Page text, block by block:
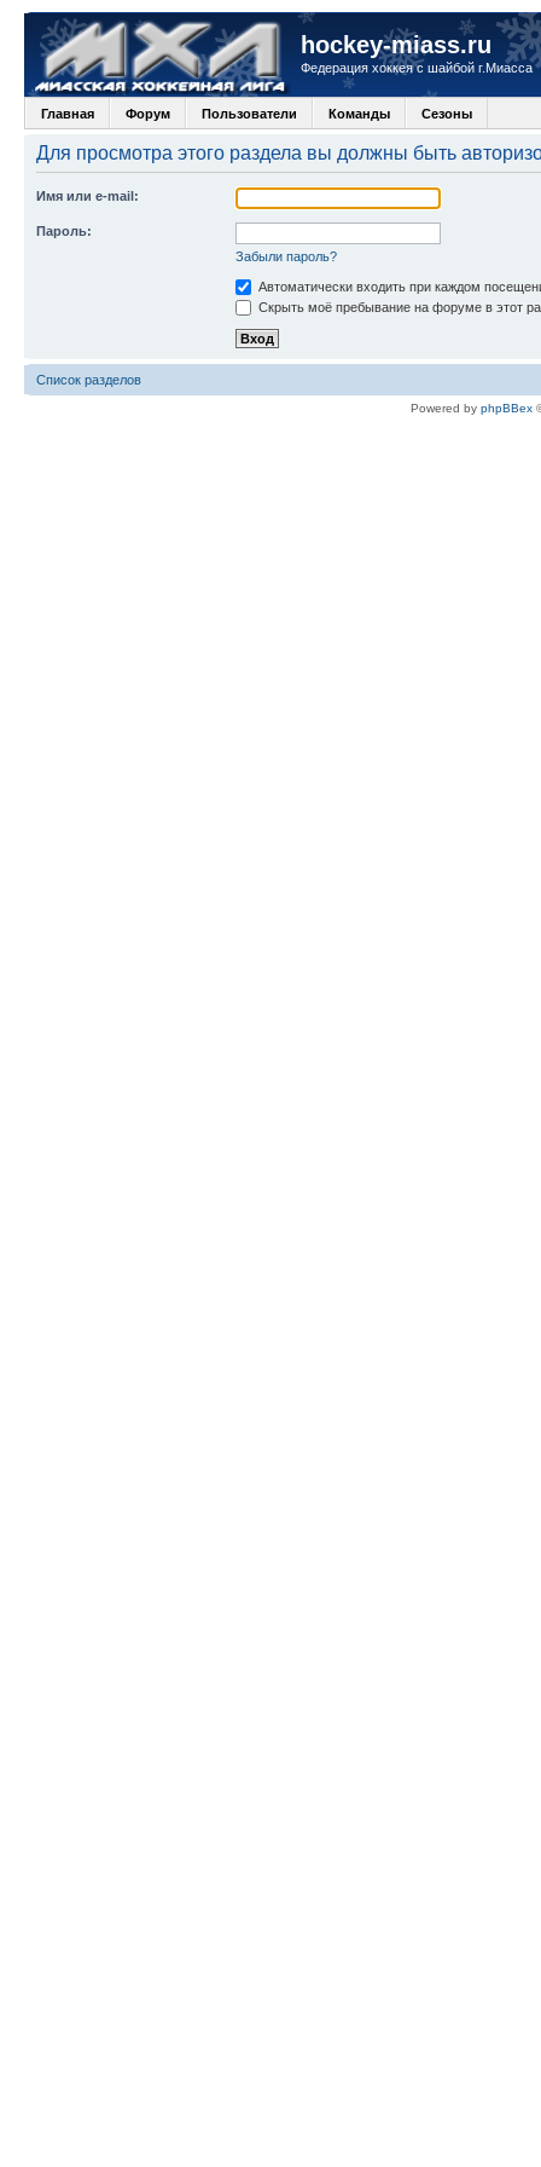
hockey-miass.ru
Федерация хоккея с шайбой г.Миасса
Главная Форум Пользователи Команды Сезоны
Для просмотра этого раздела вы должны быть
Имя или e-mail:
Пароль:
Забыли пароль?
Автоматически входить при каждом
Скрыть моё пребывание на форуме в этот
Список разделов
Powered by phpBBex